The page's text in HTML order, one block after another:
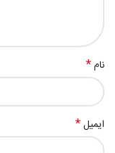
نام*
ایمیل*